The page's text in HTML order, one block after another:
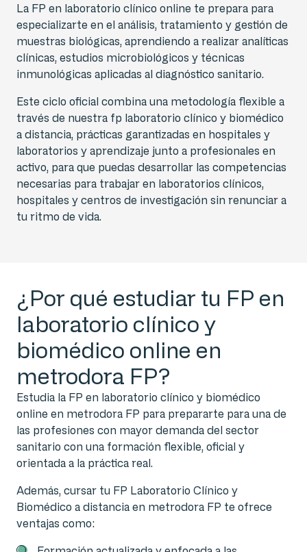
La FP en laboratorio clínico online te prepara para
especializarte en el análisis, tratamiento y gestión de
muestras biológicas, aprendiendo a realizar analíticas
clínicas, estudios microbiológicos y técnicas
inmunológicas aplicadas al diagnóstico sanitario.
Este ciclo oficial combina una metodología flexible a
través de nuestra fp laboratorio clínico y biomédico
a distancia, prácticas garantizadas en hospitales y
laboratorios y aprendizaje junto a profesionales en
activo, para que puedas desarrollar las competencias
necesarias para trabajar en laboratorios clínicos,
hospitales y centros de investigación sin renunciar a
tu ritmo de vida.
¿Por qué estudiar tu FP en
laboratorio clínico y
biomédico online en
metrodora FP?
Estudia la FP en laboratorio clínico y biomédico
online en metrodora FP para prepararte para una de
las profesiones con mayor demanda del sector
sanitario con una formación flexible, oficial y
orientada a la práctica real.
Además, cursar tu FP Laboratorio Clínico y
Biomédico a distancia en metrodora FP te ofrece
ventajas como: